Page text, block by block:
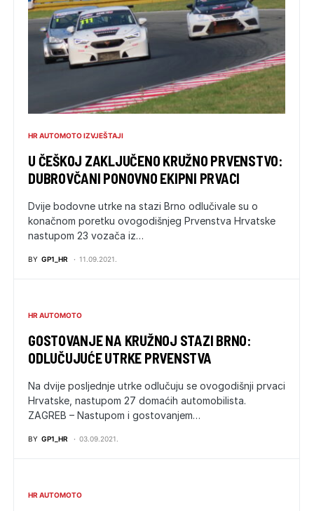
HR AUTOMOTO IZVJEŠTAJI
U ČEŠKOJ ZAKLJUČENO KRUŽNO PRVENSTVO:
DUBROVČANI PONOVNO EKIPNI PRVACI
Dvije bodovne utrke na stazi Brno odlučivale su o
konačnom poretku ovogodišnjeg Prvenstva Hrvatske
nastupom 23 vozača iz…
BY GP1_HR 11.09.2021.
HR AUTOMOTO
GOSTOVANJE NA KRUŽNOJ STAZI BRNO:
ODLUČUJUĆE UTRKE PRVENSTVA
Na dvije posljednje utrke odlučuju se ovogodišnji prvaci
Hrvatske, nastupom 27 domaćih automobilista.
ZAGREB – Nastupom i gostovanjem…
BY GP1_HR 03.09.2021.
HR AUTOMOTO